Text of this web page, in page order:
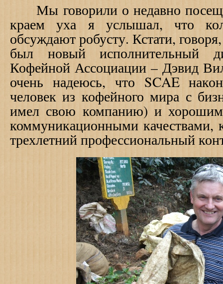
Мы говорили о недавно
краем уха я услышал, что
обсуждают робусту. Кстати,
был новый исполнительный
Кофейной Ассоциации – Дэвид
очень надеюсь, что SCAE
человек из кофейного мира с
имел свою компанию) и
коммуникационными качествами,
трехлетний профессиональный